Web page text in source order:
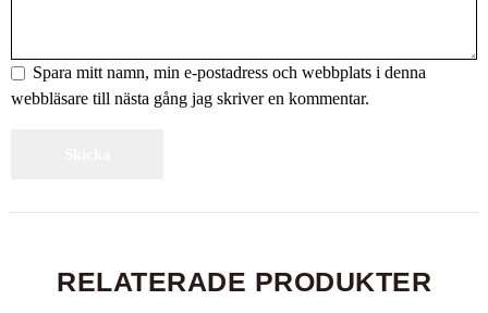
Spara mitt namn, min e-postadress och webbplats i denna
webbläsare till nästa gång jag skriver en kommentar.
RELATERADE PRODUKTER